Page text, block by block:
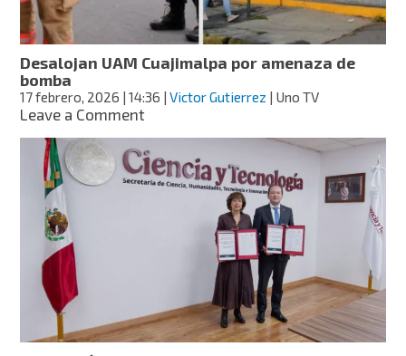
Desalojan UAM Cuajimalpa por amenaza de
bomba
17 febrero, 2026 | 14:36 |Victor Gutierrez | Uno TV
Leave a Commenton
UAM
Cuajimalpa
por